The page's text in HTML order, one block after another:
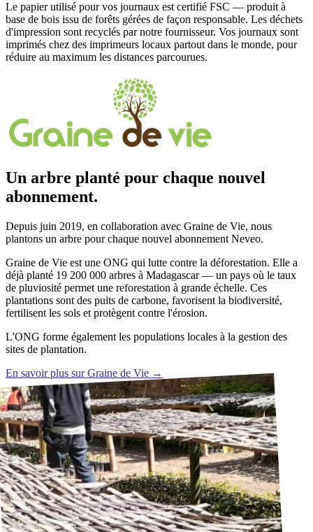
Le papier utilisé pour vos journaux est certifié FSC — produit à
base de bois issu de forêts gérées de façon responsable. Les déchets
d'impression sont recyclés par notre fournisseur. Vos journaux sont
imprimés chez des imprimeurs locaux partout dans le monde, pour
réduire au maximum les distances parcourues.
Un arbre planté pour chaque nouvel
abonnement.
Depuis juin 2019, en collaboration avec Graine de Vie, nous
plantons un arbre pour chaque nouvel abonnement Neveo.
Graine de Vie est une ONG qui lutte contre la déforestation. Elle a
déjà planté 19 200 000 arbres à Madagascar — un pays où le taux
de pluviosité permet une reforestation à grande échelle. Ces
plantations sont des puits de carbone, favorisent la biodiversité,
fertilisent les sols et protègent contre l'érosion.
L'ONG forme également les populations locales à la gestion des
sites de plantation.
En savoir plus sur Graine de Vie →